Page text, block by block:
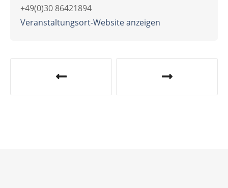
+49(0)30 86421894
Veranstaltungsort-Website anzeigen